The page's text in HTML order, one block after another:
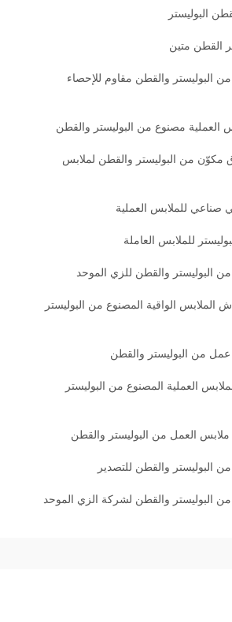
البوليستر
القطن متين
البوليستر والقطن مقاوم للإحصاء
العملية مصنوع من البوليستر والقطن
مكوّن من البوليستر والقطن لملابس
صناعي للملابس العملية
للملابس العاملة
البوليستر والقطن للزي الموحد
الواقية المصنوع من البوليستر
من البوليستر والقطن
العملية المصنوع من البوليستر
العمل من البوليستر والقطن
البوليستر والقطن للتصدير
البوليستر والقطن لشركة الزي الموحد